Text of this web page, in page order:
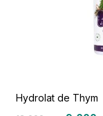
Hydrolat de Thym